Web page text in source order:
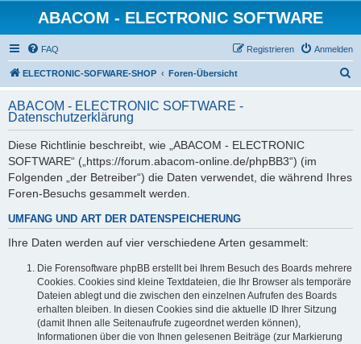
ABACOM - ELECTRONIC SOFTWARE
FAQ Anmelden
Registrieren
ELECTRONIC-SOFWARE-SHOP Foren-Übersicht
h
ABACOM - ELECTRONIC SOFTWARE -
Datenschutzerklärung
Diese Richtlinie beschreibt, wie „ABACOM - ELECTRONIC
SOFTWARE“ („https://forum.abacom-online.de/phpBB3“) (im
Folgenden „der Betreiber“) die Daten verwendet, die während Ihres
Foren-Besuchs gesammelt werden.
UMFANG UND ART DER DATENSPEICHERUNG
Ihre Daten werden auf vier verschiedene Arten gesammelt:
Die Forensoftware phpBB erstellt bei Ihrem Besuch des Boards mehrere
Cookies. Cookies sind kleine Textdateien, die Ihr Browser als temporäre
Dateien ablegt und die zwischen den einzelnen Aufrufen des Boards
erhalten bleiben. In diesen Cookies sind die aktuelle ID Ihrer Sitzung
(damit Ihnen alle Seitenaufrufe zugeordnet werden können),
Informationen über die von Ihnen gelesenen Beiträge (zur Markierung